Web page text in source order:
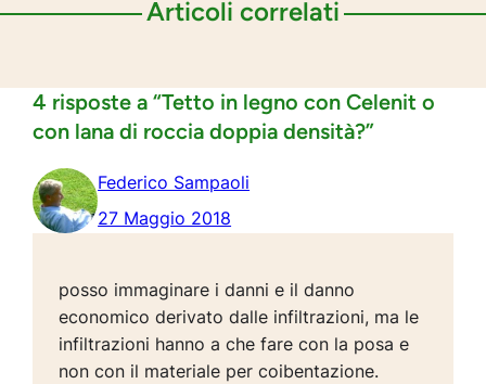
Articoli correlati
4 risposte a “Tetto in legno con Celenit o
con lana di roccia doppia densità?”
Federico Sampaoli
27 Maggio 2018
posso immaginare i danni e il danno
economico derivato dalle infiltrazioni, ma le
infiltrazioni hanno a che fare con la posa e
non con il materiale per coibentazione.